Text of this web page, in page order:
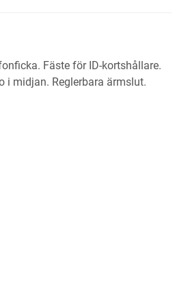
Fäste för ID-kortshållare.
i midjan. Reglerbara ärmslut.